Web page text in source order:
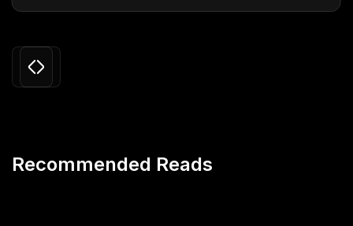
Recommended Reads